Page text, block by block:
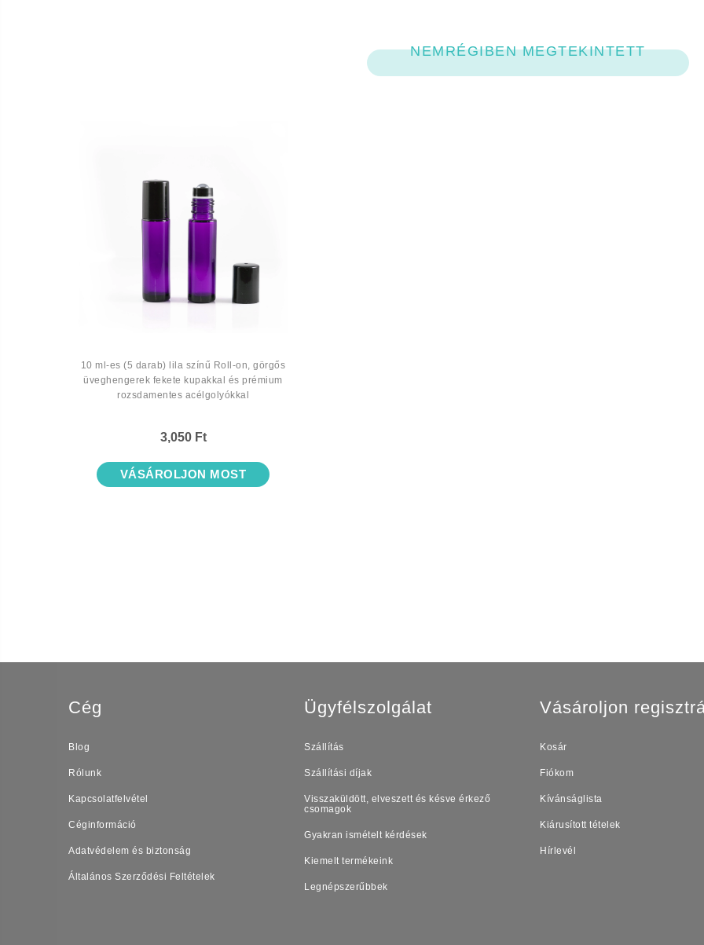
NEMRÉGIBEN MEGTEKINTETT
10 ml-es (5 darab) lila színű Roll-on, görgős
üveghengerek fekete kupakkal és prémium
rozsdamentes acélgolyókkal
3,050 Ft
VÁSÁROLJON MOST
Cég
Blog
Rólunk
Kapcsolatfelvétel
Céginformáció
Adatvédelem és biztonság
Általános Szerződési Feltételek
Ügyfélszolgálat
Szállítás
Szállítási díjak
Visszaküldött, elveszett és késve érkező
csomagok
Gyakran ismételt kérdések
Kiemelt termékeink
Legnépszerűbbek
Vásároljon
Kosár
Fiókom
Kívánságlista
Kiárusított tételek
Hírlevél